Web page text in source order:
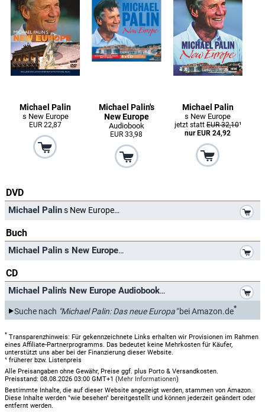
Michael Palin
s New Europe
EUR 22,87
Michael Palin's
New Europe
Audiobook
EUR 33,98
Michael Palin
s New Europe
jetzt stattEUR 32,10¹
nur EUR 24,92
DVD
Michael Palins New Europe
Buch
Michael Palin s New Europe
CD
Michael Palin's New Europe Audiobook
Suche nach "Michael Palin: Das neue Europa"bei Amazon.de*
* Transparenzhinweis: Für gekennzeichnete Links erhalten wir Provisionen im Rahmen
eines Affiliate-Partnerprogramms. Das bedeutet keine Mehrkosten für Käufer,
unterstützt uns aber bei der Finanzierung dieser Website.
¹ früherer bzw. Listenpreis
Alle Preisangaben ohne Gewähr, Preise ggf. plus Porto & Versandkosten.
Preisstand: 08.08.2026 03:00 GMT+1 (Mehr Informationen)
Bestimmte Inhalte, die auf dieser Website angezeigt werden, stammen von Amazon.
Diese Inhalte werden "wie besehen" bereitgestellt und können jederzeit geändert oder
entfernt werden.